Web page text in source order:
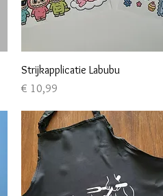
Snel overzicht
Strijkapplicatie Labubu
Prijs
€ 10,99